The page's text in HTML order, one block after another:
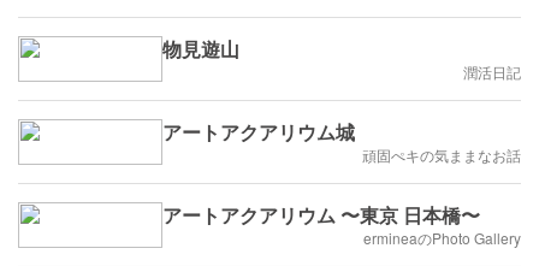
物見遊山
潤活日記
アートアクアリウム城
頑固ぺキの気ままなお話
アートアクアリウム 〜東京 日本橋〜
ermineaのPhoto Gallery